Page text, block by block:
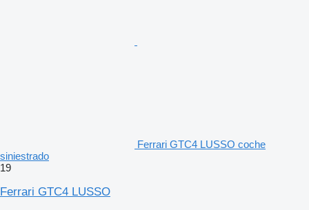
Ferrari GTC4 LUSSO coche
siniestrado
19
Ferrari GTC4 LUSSO